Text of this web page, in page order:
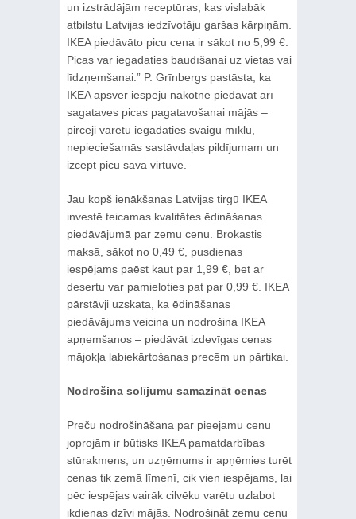
un izstrādājām receptūras, kas vislabāk
atbilstu Latvijas iedzīvotāju garšas kārpiņām.
IKEA piedāvāto picu cena ir sākot no 5,99 €.
Picas var iegādāties baudīšanai uz vietas vai
līdzņemšanai.” P. Grīnbergs pastāsta, ka
IKEA apsver iespēju nākotnē piedāvāt arī
sagataves picas pagatavošanai mājās –
pircēji varētu iegādāties svaigu mīklu,
nepieciešamās sastāvdaļas pildījumam un
izcept picu savā virtuvē.
Jau kopš ienākšanas Latvijas tirgū IKEA
investē teicamas kvalitātes ēdināšanas
piedāvājumā par zemu cenu. Brokastis
maksā, sākot no 0,49 €, pusdienas
iespējams paēst kaut par 1,99 €, bet ar
desertu var pamieloties pat par 0,99 €. IKEA
pārstāvji uzskata, ka ēdināšanas
piedāvājums veicina un nodrošina IKEA
apņemšanos – piedāvāt izdevīgas cenas
mājokļa labiekārtošanas precēm un pārtikai.
Nodrošina solījumu samazināt cenas
Preču nodrošināšana par pieejamu cenu
joprojām ir būtisks IKEA pamatdarbības
stūrakmens, un uzņēmums ir apņēmies turēt
cenas tik zemā līmenī, cik vien iespējams, lai
pēc iespējas vairāk cilvēku varētu uzlabot
ikdienas dzīvi mājās. Nodrošināt zemu cenu